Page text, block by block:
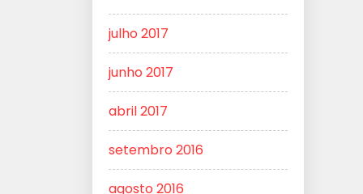
julho 2017
junho 2017
abril 2017
setembro 2016
agosto 2016